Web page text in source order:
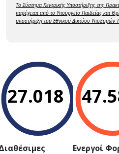
Το Σύστημα Κεντρικής Υποστήριξης της
παρέχεται από το Υπουργείο Παιδείας και
υποστήριξη του Εθνικού Δικτύου Υποδομών
27.018
Ενεργοί